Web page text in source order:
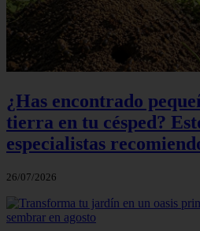
¿Has encontrado
tierra en tu césped?
especialistas
26/07/2026